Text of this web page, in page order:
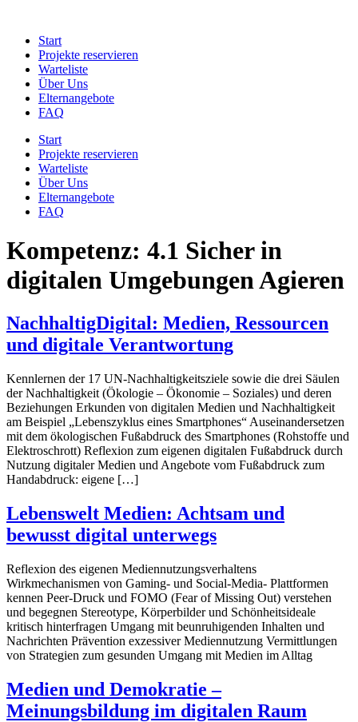
springenStart
Projekte reservieren
Warteliste
Über Uns
Elternangebote
FAQ
Start
Projekte reservieren
Warteliste
Über Uns
Elternangebote
FAQ
Kompetenz: 4.1 Sicher in
digitalen Umgebungen Agieren
NachhaltigDigital: Medien, Ressourcen
und digitale Verantwortung
Kennlernen der 17 UN-Nachhaltigkeitsziele sowie die drei Säulen
der Nachhaltigkeit (Ökologie – Ökonomie – Soziales) und deren
Beziehungen Erkunden von digitalen Medien und Nachhaltigkeit
am Beispiel „Lebenszyklus eines Smartphones“ Auseinandersetzen
mit dem ökologischen Fußabdruck des Smartphones (Rohstoffe und
Elektroschrott) Reflexion zum eigenen digitalen Fußabdruck durch
Nutzung digitaler Medien und Angebote vom Fußabdruck zum
Handabdruck: eigene […]
Lebenswelt Medien: Achtsam und
bewusst digital unterwegs
Reflexion des eigenen Mediennutzungsverhaltens
Wirkmechanismen von Gaming- und Social-Media- Plattformen
kennen Peer-Druck und FOMO (Fear of Missing Out) verstehen
und begegnen Stereotype, Körperbilder und Schönheitsideale
kritisch hinterfragen Umgang mit beunruhigenden Inhalten und
Nachrichten Prävention exzessiver Mediennutzung Vermittlungen
von Strategien zum gesunden Umgang mit Medien im Alltag
Medien und Demokratie –
Meinungsbildung im digitalen Raum